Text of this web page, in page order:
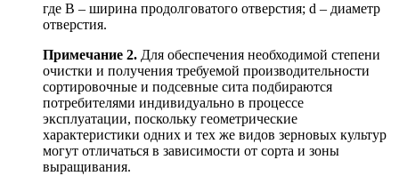
где В – ширина продолговатого отверстия; d – диаметр
отверстия.
Примечание 2. Для обеспечения необходимой степени
очистки и получения требуемой производительности
сортировочные и подсевные сита подбираются
потребителями индивидуально в процессе
эксплуатации, поскольку геометрические
характеристики одних и тех же видов зерновых культур
могут отличаться в зависимости от сорта и зоны
выращивания.